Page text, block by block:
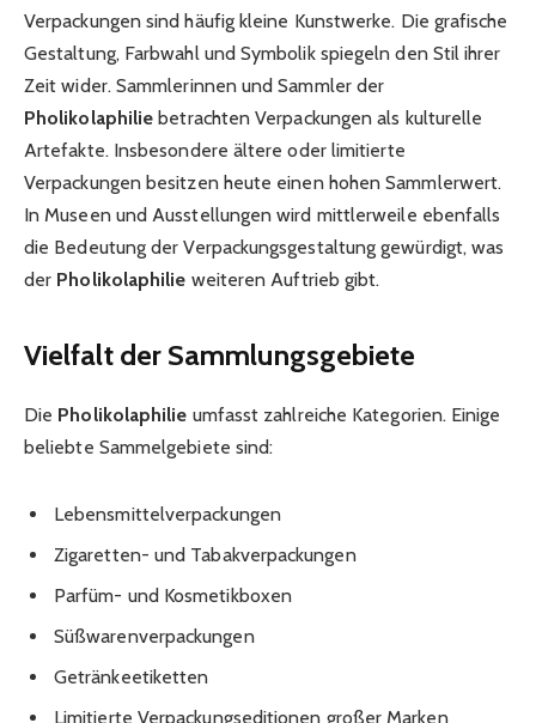
Verpackungen sind häufig kleine Kunstwerke. Die grafische
Gestaltung, Farbwahl und Symbolik spiegeln den Stil ihrer
Zeit wider. Sammlerinnen und Sammler der
Pholikolaphilie betrachten Verpackungen als kulturelle
Artefakte. Insbesondere ältere oder limitierte
Verpackungen besitzen heute einen hohen Sammlerwert.
In Museen und Ausstellungen wird mittlerweile ebenfalls
die Bedeutung der Verpackungsgestaltung gewürdigt, was
der Pholikolaphilie weiteren Auftrieb gibt.
Vielfalt der Sammlungsgebiete
Die Pholikolaphilie umfasst zahlreiche Kategorien. Einige
beliebte Sammelgebiete sind:
Lebensmittelverpackungen
Zigaretten- und Tabakverpackungen
Parfüm- und Kosmetikboxen
Süßwarenverpackungen
Getränkeetiketten
Limitierte Verpackungseditionen großer Marken